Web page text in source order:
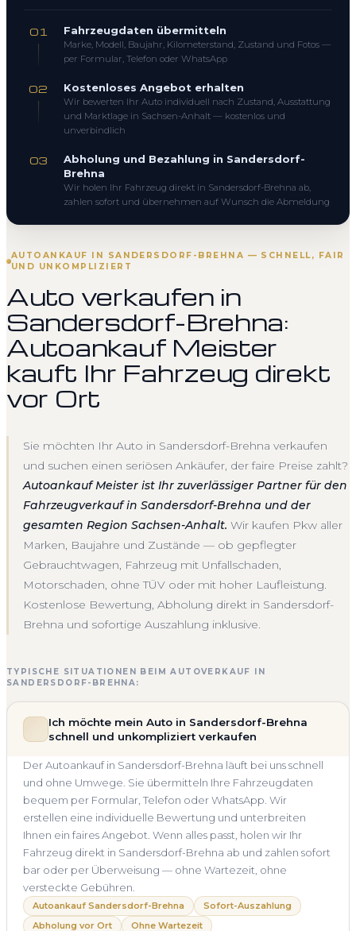
AUTOANKAUF IN SANDERSDORF-BREHNA — SCHNELL, FAIR
UND UNKOMPLIZIERT
Auto verkaufen in
Sandersdorf-Brehna:
Autoankauf Meister
kauft Ihr Fahrzeug direkt
vor Ort
Sie möchten Ihr Auto in Sandersdorf-Brehna verkaufen
und suchen einen seriösen Ankäufer, der faire Preise zahlt?
Autoankauf Meister ist Ihr zuverlässiger Partner für den
Fahrzeugverkauf in Sandersdorf-Brehna und der
gesamten Region Sachsen-Anhalt. Wir kaufen Pkw aller
Marken, Baujahre und Zustände — ob gepflegter
Gebrauchtwagen, Fahrzeug mit Unfallschaden,
Motorschaden, ohne TÜV oder mit hoher Laufleistung.
Kostenlose Bewertung, Abholung direkt in Sandersdorf-
Brehna und sofortige Auszahlung inklusive.
TYPISCHE SITUATIONEN BEIM AUTOVERKAUF IN
SANDERSDORF-BREHNA:
Ich möchte mein Auto in Sandersdorf-Brehna
schnell und unkompliziert verkaufen
Der Autoankauf in Sandersdorf-Brehna läuft bei uns schnell
und ohne Umwege. Sie übermitteln Ihre Fahrzeugdaten
bequem per Formular, Telefon oder WhatsApp. Wir
erstellen eine individuelle Bewertung und unterbreiten
Ihnen ein faires Angebot. Wenn alles passt, holen wir Ihr
Fahrzeug direkt in Sandersdorf-Brehna ab und zahlen sofort
bar oder per Überweisung — ohne Wartezeit, ohne
versteckte Gebühren.
Autoankauf Sandersdorf-Brehna
Sofort-Auszahlung
Abholung vor Ort
Ohne Wartezeit
01 Fahrzeugdaten übermitteln
Marke, Modell, Baujahr, Kilometerstand, Zustand und Fotos —
per Formular, Telefon oder WhatsApp
02 Kostenloses Angebot erhalten
Wir bewerten Ihr Auto individuell nach Zustand, Ausstattung
und Marktlage in Sachsen-Anhalt — kostenlos und
unverbindlich
03
Abholung und Bezahlung in Sandersdorf-
Brehna
Wir holen Ihr Fahrzeug direkt in Sandersdorf-Brehna ab,
zahlen sofort und übernehmen auf Wunsch die Abmeldung